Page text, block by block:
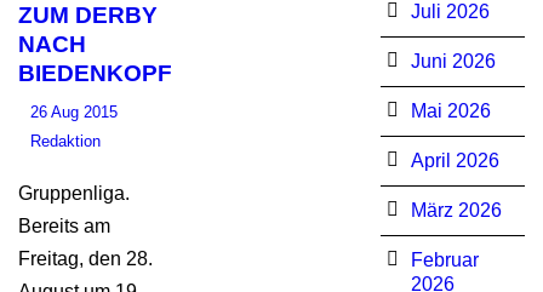
ZUM DERBY
NACH
BIEDENKOPF
26 Aug 2015
Redaktion
Gruppenliga.
Bereits am
Freitag, den 28.
Juli 2026
Juni 2026
Mai 2026
April 2026
März 2026
Februar
2026